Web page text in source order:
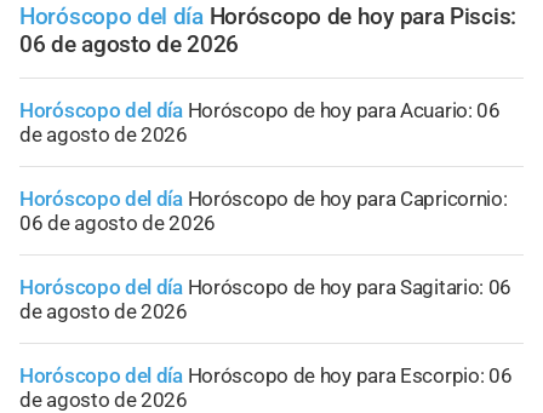
Horóscopo del día Horóscopo de hoy para Piscis:
06 de agosto de 2026
Horóscopo del día Horóscopo de hoy para Acuario: 06
de agosto de 2026
Horóscopo del día Horóscopo de hoy para Capricornio:
06 de agosto de 2026
Horóscopo del día Horóscopo de hoy para Sagitario: 06
de agosto de 2026
Horóscopo del día Horóscopo de hoy para Escorpio: 06
de agosto de 2026